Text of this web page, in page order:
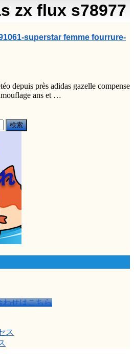
zx flux s78977
superstar femme fourrure-
depuis près adidas gazelle compense
ans et …
ス